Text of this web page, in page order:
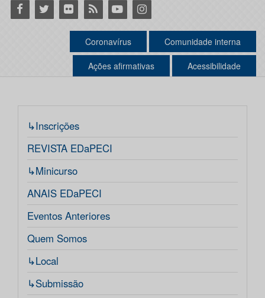
Facebook
Twitter Flickr RSS YoutubeInstagram
Coronavírus Comunidade interna
Ações afirmativas Acessibilidade
↳Inscrições
REVISTA EDaPECI
↳Minicurso
ANAIS EDaPECI
Eventos Anteriores
Quem Somos
↳Local
↳Submissão